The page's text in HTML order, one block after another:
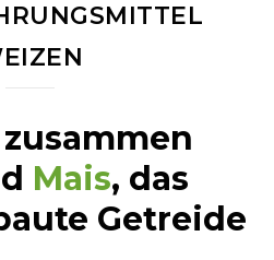
Mais, das
Getreide